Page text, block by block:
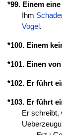
*99. Einem
Ihm
Vogel .
*100. Einem
*101. Einen
*102. Er führt
*103. Er führt
Er schreibt,